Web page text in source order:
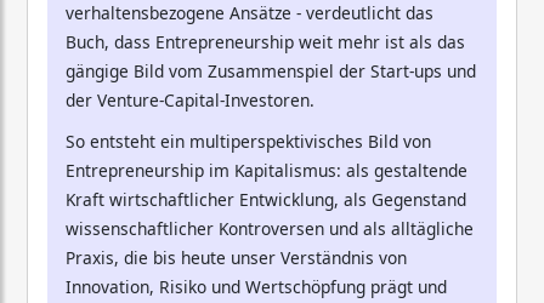
verhaltensbezogene Ansätze - verdeutlicht das
Buch, dass Entrepreneurship weit mehr ist als das
gängige Bild vom Zusammenspiel der Start-ups und
der Venture-Capital-Investoren.
So entsteht ein multiperspektivisches Bild von
Entrepreneurship im Kapitalismus: als gestaltende
Kraft wirtschaftlicher Entwicklung, als Gegenstand
wissenschaftlicher Kontroversen und als alltägliche
Praxis, die bis heute unser Verständnis von
Innovation, Risiko und Wertschöpfung prägt und